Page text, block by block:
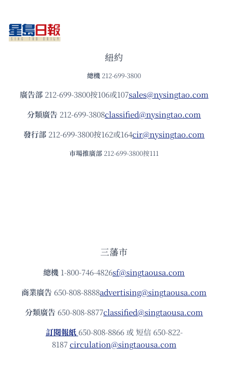
紐約
總機 212-699-3800
廣告部212-699-3800按106或107sales@nysingtao.com
分類廣告 212-699-3808classified@nysingtao.com
發⾏部 212-699-3800按162或164cir@nysingtao.com
市場推廣部 212-699-3800按111
三藩市
總機 1-800-746-4826sf@singtaousa.com
商業廣告 650-808-8888advertising@singtaousa.com
分類廣告 650-808-8877classified@singtaousa.com
訂閱報紙 650-808-8866 或 短信 650-822-
8187circulation@singtaousa.com